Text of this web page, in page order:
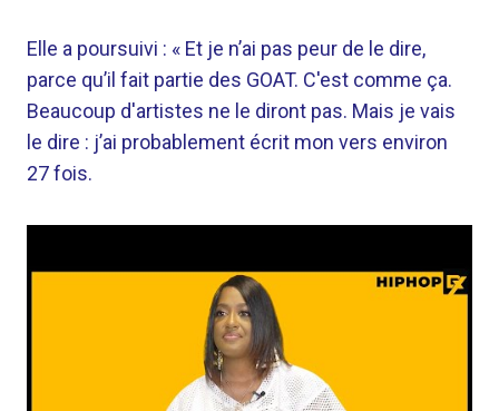
Elle a poursuivi : « Et je n’ai pas peur de le dire,
parce qu’il fait partie des GOAT. C'est comme ça.
Beaucoup d'artistes ne le diront pas. Mais je vais
le dire : j’ai probablement écrit mon vers environ
27 fois.